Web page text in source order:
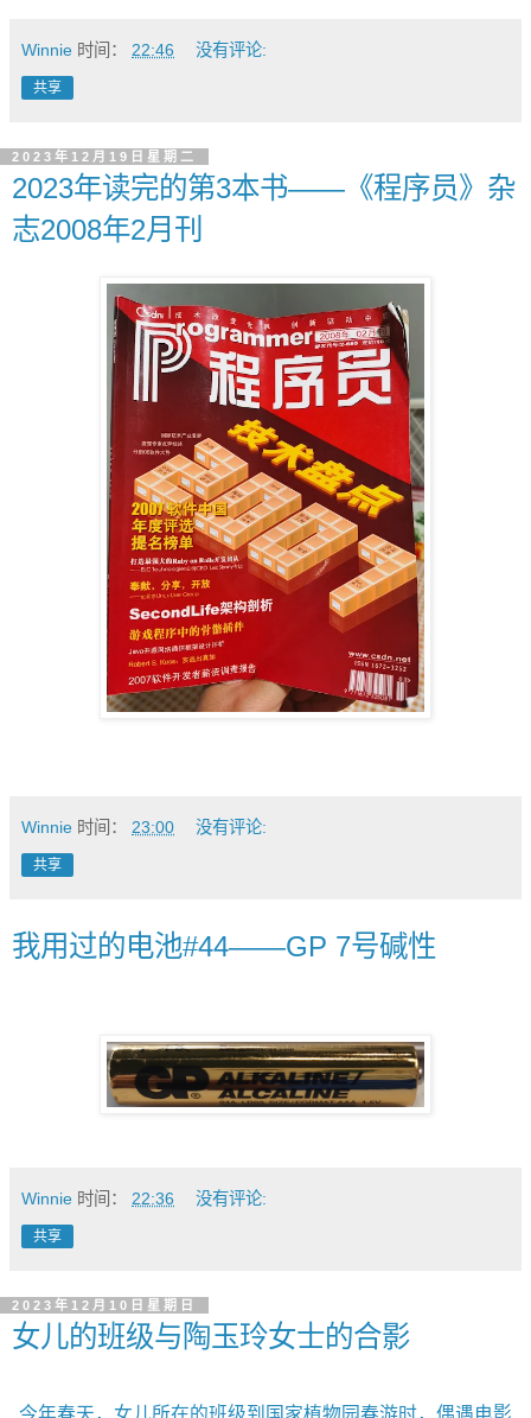
Winnie 时间： 22:46 没有评论:
共享
2023年12月19日星期二
2023年读完的第3本书——《程序员》杂
志2008年2月刊
Winnie 时间： 23:00 没有评论:
共享
我用过的电池#44——GP 7号碱性
Winnie 时间： 22:36 没有评论:
共享
2023年12月10日星期日
女儿的班级与陶玉玲女士的合影
今年春天，女儿所在的班级到国家植物园春游时，偶遇电影